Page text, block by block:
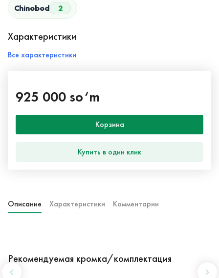
Chinobod 2
Характеристики
Все характеристики
925 000 so‘m
Корзина
Купить в один клик
Описание Характеристики Комментарии
Рекомендуемая кромка/комплектация